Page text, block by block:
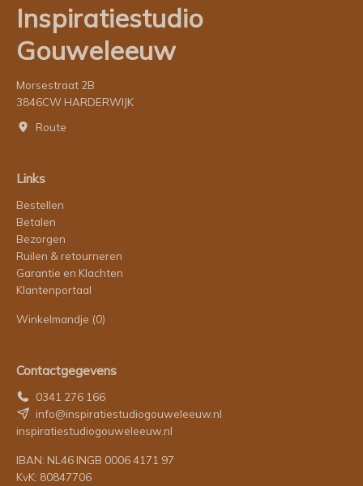
Inspiratiestudio
Gouweleeuw
Morsestraat 2B
3846CW HARDERWIJK
Route
Links
Bestellen
Betalen
Bezorgen
Ruilen & retourneren
Garantie en Klachten
Klantenportaal
Winkelmandje (0)
Contactgegevens
0341 276 166
info@inspiratiestudiogouweleeuw.nl
inspiratiestudiogouweleeuw.nl
IBAN: NL46 INGB 0006 4171 97
KvK: 80847706